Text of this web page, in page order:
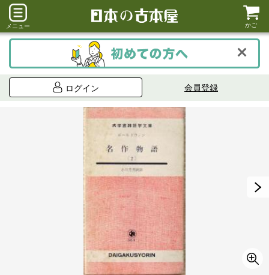
メニュー かご
ログイン 会員登録